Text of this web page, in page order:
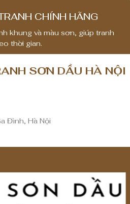
CHÍNH HÃNG
khung và màu sơn, giúp tranh
thời gian.
SƠN DẦU HÀ NỘI
Đình, Hà Nội